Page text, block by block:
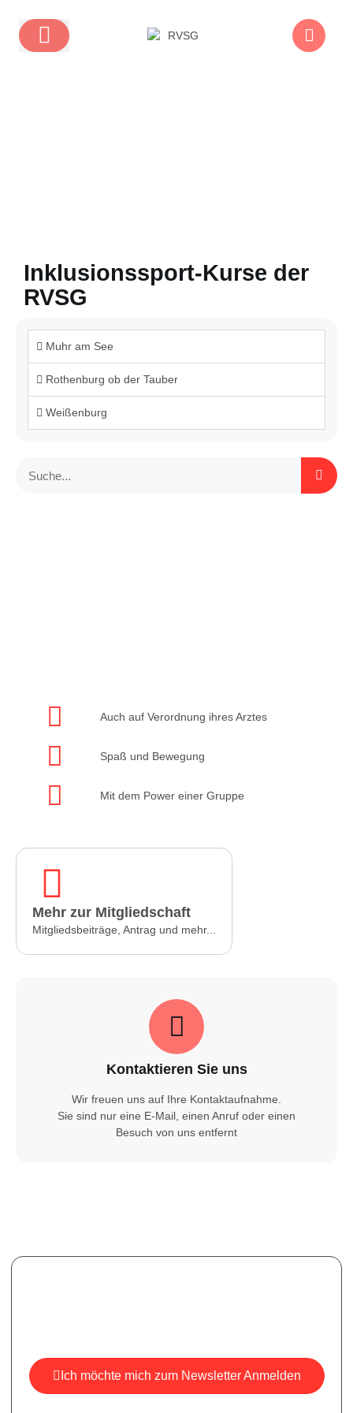
Inklusionssport-Kurse der
RVSG
Muhr am See
Rothenburg ob der Tauber
Weißenburg
Auch auf Verordnung ihres Arztes
Spaß und Bewegung
Mit dem Power einer Gruppe
Mehr zur Mitgliedschaft
Mitgliedsbeiträge, Antrag und mehr...
Kontaktieren Sie uns
Wir freuen uns auf Ihre Kontaktaufnahme.
Sie sind nur eine E-Mail, einen Anruf oder einen
Besuch von uns entfernt
Ich möchte mich zum Newsletter Anmelden